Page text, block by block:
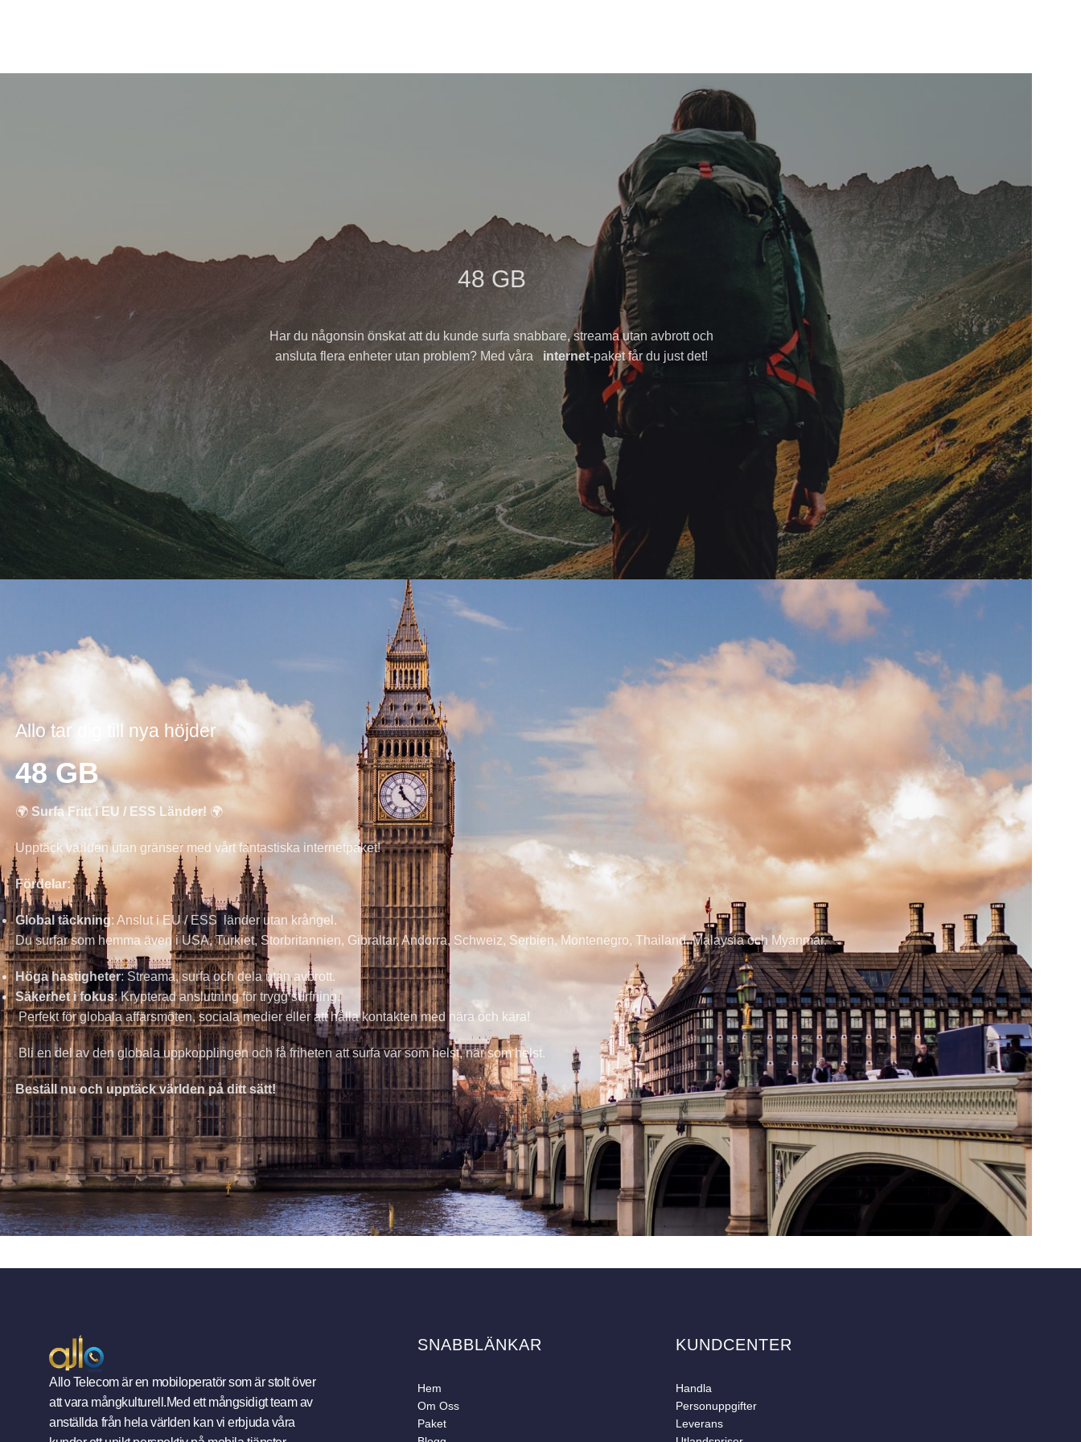
48 GB
Har du någonsin önskat att du kunde surfa snabbare, streama utan avbrott och
ansluta flera enheter utan problem? Med våra
internet-paket får du just det!
Allo tar dig till nya höjder
48 GB
🌍Surfa Fritt i EU / ESS Länder! 🌍
Upptäck världen utan gränser med vårt fantastiska internetpaket!
Fördelar:
Global täckning: Anslut i EU / ESS länder utan krångel.
Du surfar som hemma även i USA, Turkiet, Storbritannien, Gibraltar, Andorra, Schweiz, Serbien, Montenegro, Thailand, Malaysia och Myanmar.
Höga hastigheter: Streama, surfa och dela utan avbrott.
Säkerhet i fokus: Krypterad anslutning för trygg surfning.
Perfekt för globala affärsmöten, sociala medier eller att hålla kontakten med nära och kära!
Bli en del av den globala uppkopplingen och få friheten att surfa var som helst, när som helst.
Beställ nu och upptäck världen på ditt sätt!
Allo Telecom är en mobiloperatör som är stolt över
att vara mångkulturell.Med ett mångsidigt team av
anställda från hela världen kan vi erbjuda våra
SNABBLÄNKAR
Hem
Om Oss
Paket
KUNDCENTER
Handla
Personuppgifter
Leverans